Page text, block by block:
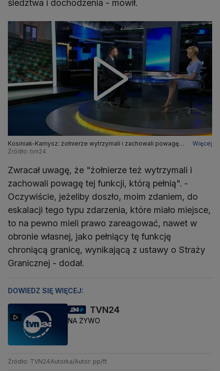
śledztwa i dochodzenia - mówił.
Kosiniak-Kamysz: żołnierze wytrzymali i zachowali powagę
funkcji, którą pełnią
Więcej
Źródło: tvn24
Zwracał uwagę, że "żołnierze też wytrzymali i
zachowali powagę tej funkcji, którą pełnią". -
Oczywiście, jeżeliby doszło, moim zdaniem, do
eskalacji tego typu zdarzenia, które miało miejsce,
to na pewno mieli prawo zareagować, nawet w
obronie własnej, jako pełniący tę funkcję
chroniącą granicę, wynikającą z ustawy o Straży
Granicznej - dodał.
DOWIEDZ SIĘ WIĘCEJ:
TVN24
NA ŻYWO
Źródło: TVN24 Autorka/Autor: pp/ft